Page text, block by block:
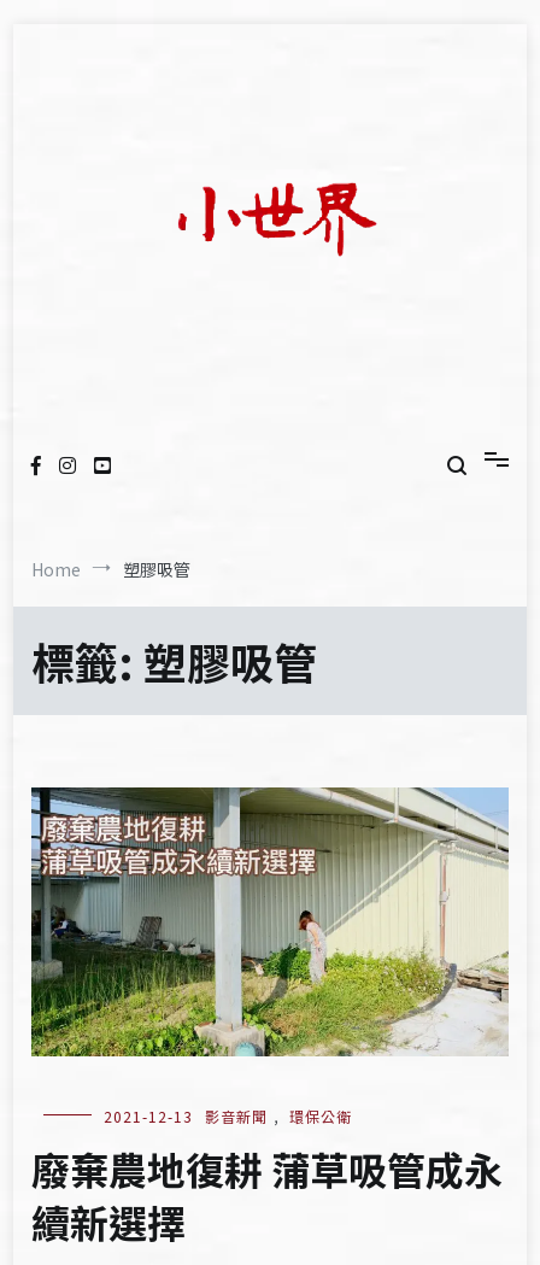
Home 塑膠吸管
標籤: 塑膠吸管
2021-12-13 影音新聞 , 環保公衛
廢棄農地復耕 蒲草吸管成永
續新選擇